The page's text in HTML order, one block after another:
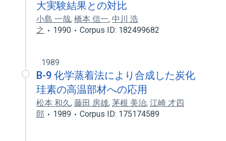
大実験結果との対比
小島 一哉, 橋本 信一, 中川 浩
之
1990 Corpus ID: 182499682
1989
B-9 化学蒸着法により合成した炭化
珪素の高温部材への応用
松本 和久, 藤田 房雄, 茅根 美治, 江崎 才四
郎
1989 Corpus ID: 175174589